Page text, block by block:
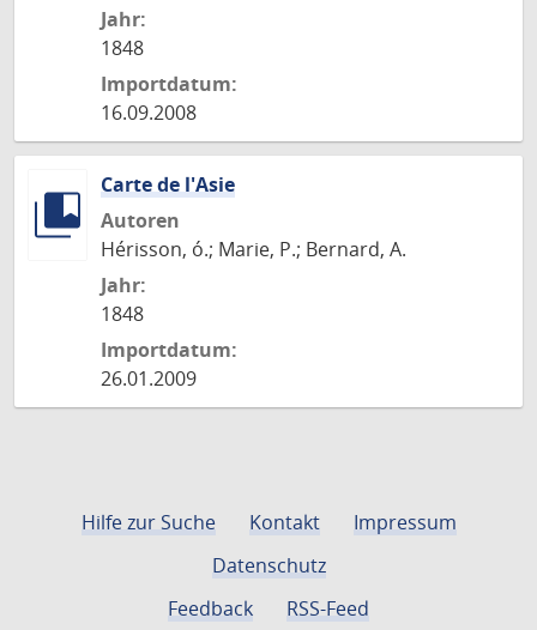
Jahr:
1848
Importdatum:
16.09.2008
Carte de l'Asie
Autoren
Hérisson, ó.; Marie, P.; Bernard, A.
Jahr:
1848
Importdatum:
26.01.2009
Hilfe zur Suche Kontakt
Impressum
Datenschutz
Feedback
RSS-Feed